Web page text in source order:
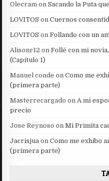
Olecram onSacando la Puta
LOVITOS onCuernos
LOVITOS onFollando con un
Alisonr12 onFollé con mi
(Capítulo 1)
Manuel conde onComo me
(primera parte)
Masterrecargado onA mi
precio
Jose Reynoso onMi Primita
Jacrisjua onComo me exhibo
(primera parte)